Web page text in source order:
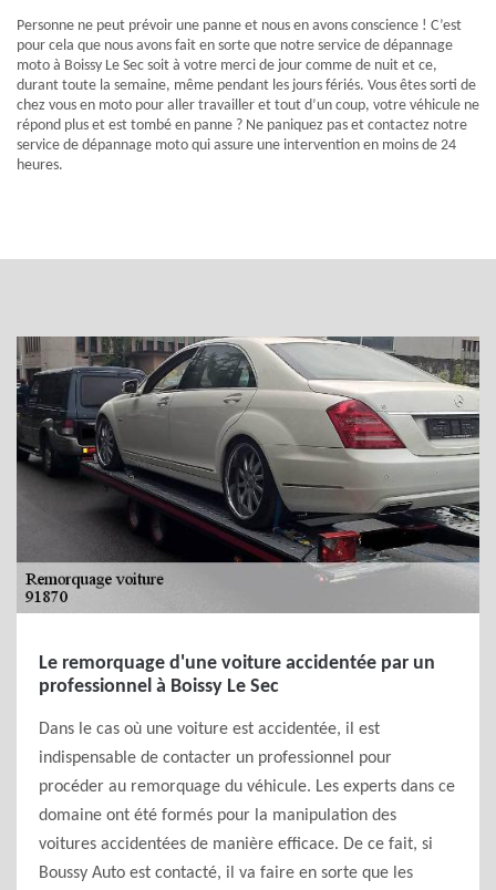
Personne ne peut prévoir une panne et nous en avons conscience ! C’est
pour cela que nous avons fait en sorte que notre service de dépannage
moto à Boissy Le Sec soit à votre merci de jour comme de nuit et ce,
durant toute la semaine, même pendant les jours fériés. Vous êtes sorti de
chez vous en moto pour aller travailler et tout d’un coup, votre véhicule ne
répond plus et est tombé en panne ? Ne paniquez pas et contactez notre
service de dépannage moto qui assure une intervention en moins de 24
heures.
Le remorquage d'une voiture accidentée par un
professionnel à Boissy Le Sec
Dans le cas où une voiture est accidentée, il est
indispensable de contacter un professionnel pour
procéder au remorquage du véhicule. Les experts dans ce
domaine ont été formés pour la manipulation des
voitures accidentées de manière efficace. De ce fait, si
Boussy Auto est contacté, il va faire en sorte que les